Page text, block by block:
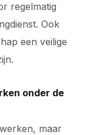
regelmatig
Ook
een veilige
onder de
maar